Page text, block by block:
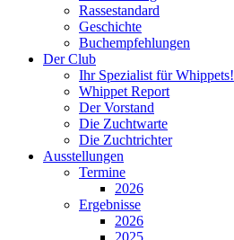
Rassestandard
Geschichte
Buchempfehlungen
Der Club
Ihr Spezialist für Whippets!
Whippet Report
Der Vorstand
Die Zuchtwarte
Die Zuchtrichter
Ausstellungen
Termine
2026
Ergebnisse
2026
2025